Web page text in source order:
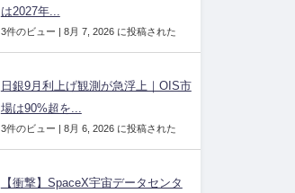
は2027年...
3件のビュー | 8月 7, 2026 に投稿された
日銀9月利上げ観測が急浮上｜OIS市
場は90%超を...
3件のビュー | 8月 6, 2026 に投稿された
【衝撃】SpaceX宇宙データセンタ